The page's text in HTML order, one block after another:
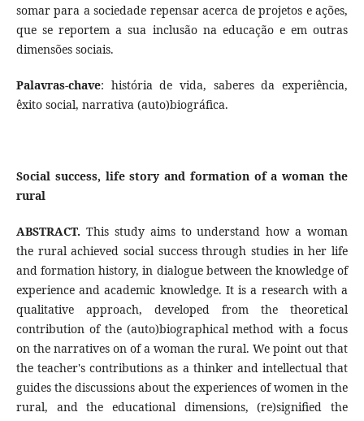
somar para a sociedade repensar acerca de projetos e ações,
que se reportem a sua inclusão na educação e em outras
dimensões sociais.
Palavras-chave: história de vida, saberes da experiência,
êxito social, narrativa (auto)biográfica.
Social success, life story and formation of a woman the
rural
ABSTRACT. This study aims to understand how a woman
the rural achieved social success through studies in her life
and formation history, in dialogue between the knowledge of
experience and academic knowledge. It is a research with a
qualitative approach, developed from the theoretical
contribution of the (auto)biographical method with a focus
on the narratives on of a woman the rural. We point out that
the teacher's contributions as a thinker and intellectual that
guides the discussions about the experiences of women in the
rural, and the educational dimensions, (re)signified the